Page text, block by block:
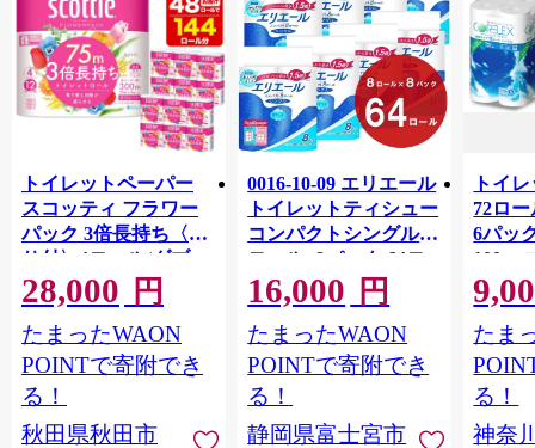
トイレットペーパー
スコッティ フラワー
パック 3倍長持ち〈香
り付〉4ロール(ダブ
ル)×12パック 日用品
最短翌日発送 [スコッ
ティ フラワーパック
トイレットペーパー
日本製紙クレシア] 秋
田県秋田市
28,000 円
たまったWAON
POINTで寄附でき
る！
秋田県秋田市
0016-10-09 エリエール
トイレットティシュー
コンパクトシングル 8
ロール×8パック 64ロ
ール 1.5倍巻 82.5m
トイレットペーパー
シングル パルプ100％
香りつき 日用品 消耗
品 備蓄
16,000 円
たまったWAON
POINTで寄附でき
る！
静岡県富士宮市
トイ
72ロ
6パッ
100m
FSCリ
長巻タ
100％
防災
ペー
川県
トペー
たま
る！
神奈